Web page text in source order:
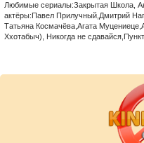
Любимые сериалы:Закрытая Школа,
актёры:Павел Прилучный,Дмитрий
Татьяна Космачёва,Агата
Ххотабыч), Никогда не